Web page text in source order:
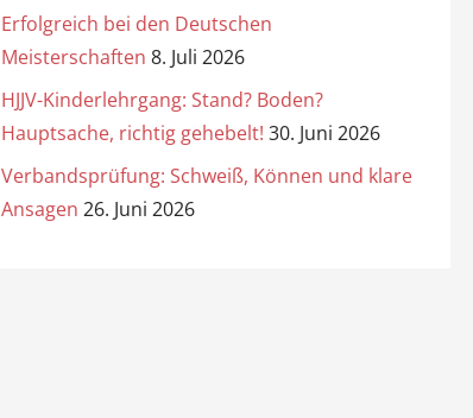
Erfolgreich bei den Deutschen
Meisterschaften 8. Juli 2026
HJJV-Kinderlehrgang: Stand? Boden?
Hauptsache, richtig gehebelt! 30. Juni 2026
Verbandsprüfung: Schweiß, Können und klare
Ansagen 26. Juni 2026